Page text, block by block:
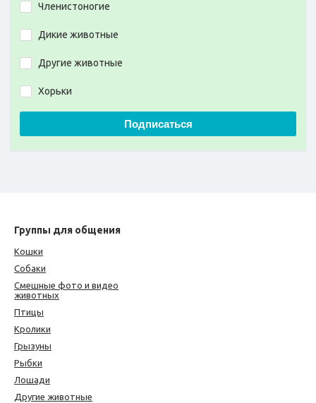
Членистоногие
Дикие животные
Другие животные
Хорьки
Подписаться
Группы для общения
Кошки
Собаки
Смешные фото и видео
животных
Птицы
Кролики
Грызуны
Рыбки
Лошади
Другие животные